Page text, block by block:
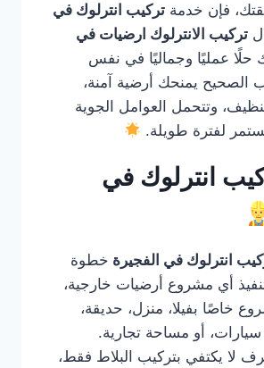
فإن خدمة تركيب انترلوك في
تركيب الانترلوك ارضيات في
حلًا عمليًا وجماليًا في نفس
الصحيح يمنحك أرضية آمنة،
وتتحمل العوامل الجوية
لفترة طويلة.
انترلوك في
انترلوك في الفجيرة خطوة
أي مشروع أرضيات خارجية،
خاصًا بفيلا، منزل، حديقة،
أو مساحة تجارية.
لا يكتفي بتركيب البلاط فقط،